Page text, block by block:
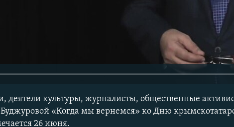
деятели культуры, журналисты, общественные
«Когда мы вернемся» ко Дню
26 июня.